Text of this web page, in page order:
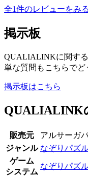
全1件のレビューをみる
掲示板
QUALIALINKに関す
単な質問もこちらでど
掲示板はこちら
QUALIALINK
販売元
アルサーガ
ジャンル なぞりパズ
ゲーム
システム
なぞりパズ